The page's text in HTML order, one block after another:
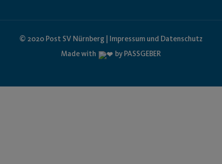
© 2020 Post SV Nürnberg | Impressum und Datenschutz
Made with
by PASSGEBER